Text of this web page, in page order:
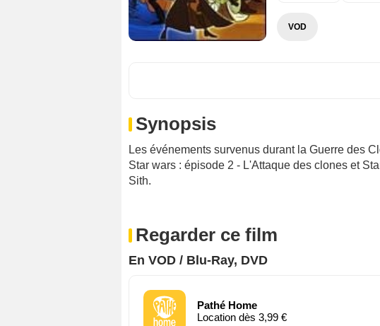
VOD
Synopsis
Les événements survenus durant la Guerre des
Star wars : épisode 2 - L'Attaque des clones et
Sith.
Regarder ce film
En VOD / Blu-Ray, DVD
Pathé Home
Location dès 3,99 €